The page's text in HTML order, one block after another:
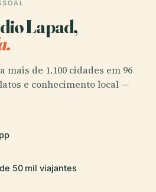
Lapad,
mais de 1.100 cidades em 96
e conhecimento local —
50 mil viajantes